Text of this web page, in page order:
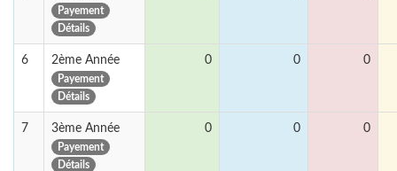
Payement
Détails
6 2ème Année
Payement
Détails
0 0 0
7 3ème Année
Payement
Détails
0 0 0